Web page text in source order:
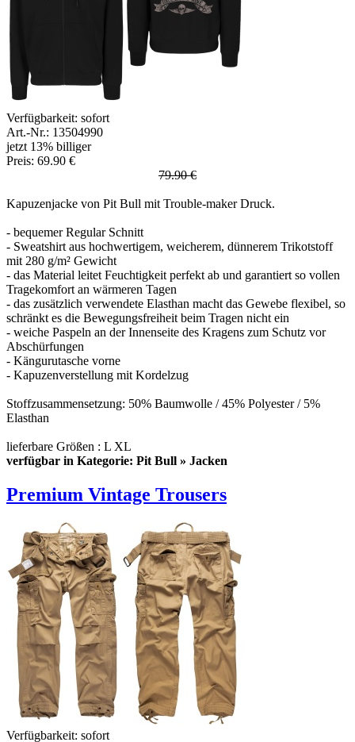
Verfügbarkeit: sofort
Art.-Nr.: 13504990
jetzt 13% billiger
Preis: 69.90 €
79.90 €
Kapuzenjacke von Pit Bull mit Trouble-maker Druck.
- bequemer Regular Schnitt
- Sweatshirt aus hochwertigem, weicherem, dünnerem Trikotstoff
mit 280 g/m² Gewicht
- das Material leitet Feuchtigkeit perfekt ab und garantiert so vollen
Tragekomfort an wärmeren Tagen
- das zusätzlich verwendete Elasthan macht das Gewebe flexibel, so
schränkt es die Bewegungsfreiheit beim Tragen nicht ein
- weiche Paspeln an der Innenseite des Kragens zum Schutz vor
Abschürfungen
- Kängurutasche vorne
- Kapuzenverstellung mit Kordelzug
Stoffzusammensetzung: 50% Baumwolle / 45% Polyester / 5%
Elasthan
lieferbare Größen : L XL
verfügbar in Kategorie: Pit Bull » Jacken
Premium Vintage Trousers
Verfügbarkeit: sofort